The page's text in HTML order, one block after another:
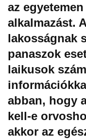
az
alkalmazást.
lakosságnak
panaszok
laikusok
abban, hogy
kell-e
akkor az